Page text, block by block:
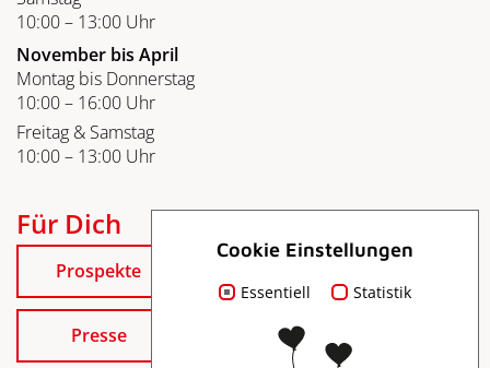
10:00 – 13:00 Uhr
November bis April
Montag bis Donnerstag
10:00 – 16:00 Uhr
Freitag & Samstag
10:00 – 13:00 Uhr
Für Dich
Prospekte
Presse
Cookie Einstellungen
Essentiell Statistik